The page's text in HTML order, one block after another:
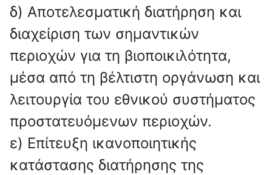
δ) Αποτελεσματική διατήρηση και
διαχείριση των σημαντικών
περιοχών για τη βιοποικιλότητα,
μέσα από τη βέλτιστη οργάνωση και
λειτουργία του εθνικού συστήματος
προστατευόμενων περιοχών.
ε) Επίτευξη ικανοποιητικής
κατάστασης διατήρησης της